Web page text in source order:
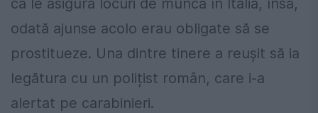
că le asigură locuri de muncă în Italia, însă,
odată ajunse acolo erau obligate să se
prostitueze. Una dintre tinere a reușit să ia
legătura cu un polițist român, care i-a
alertat pe carabinieri.